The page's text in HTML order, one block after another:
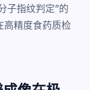
子指纹判定”的
高精度食药质检